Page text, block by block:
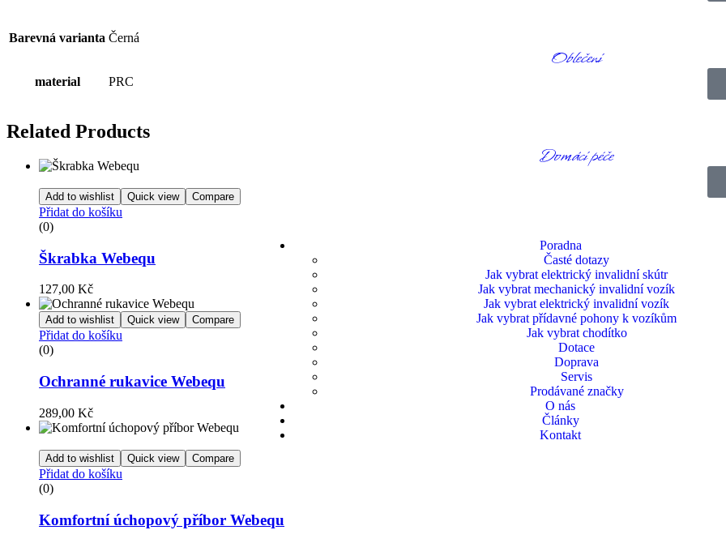
Oblečení
Domácí péče
Poradna
Časté dotazy
Jak vybrat elektrický invalidní skútr
Jak vybrat mechanický invalidní vozík
Jak vybrat elektrický invalidní vozík
Jak vybrat přídavné pohony k vozíkům
Jak vybrat chodítko
Dotace
Doprava
Servis
Prodávané značky
O nás
Články
Kontakt
Barevná varianta Černá
material PRC
Related Products
Add to wishlist Quick view Compare
Přidat do košíku
(0)
Škrabka Webequ
127,00 Kč
Add to wishlist Quick view Compare
Přidat do košíku
(0)
Ochranné rukavice Webequ
289,00 Kč
Add to wishlist Quick view Compare
Přidat do košíku
(0)
Komfortní úchopový příbor Webequ